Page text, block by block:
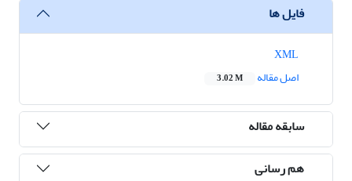
فایل ها
اصل مقاله
3.02 M
سابقه مقاله
هم رسانی